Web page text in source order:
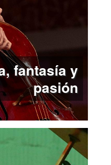
fantasía y
pasión